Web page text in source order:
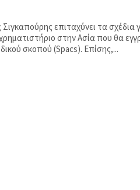
επιταχύνει τα σχέδια
στην Ασία που θα
εταιρείες εξαγοράς ειδικού σκοπού (Spacs). Επίσης,...